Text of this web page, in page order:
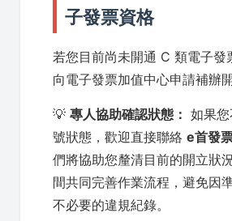
子發票資格
若您目前尚未開通 C 類電子發
向電子發票加值中心申請補辦開
💡 專人協助確認狀態： 如果
號狀態，歡迎直接聯絡 e首發
們將協助您釐清目前的開立狀
間共同完善作業流程，避免因
不必要的違規紀錄。